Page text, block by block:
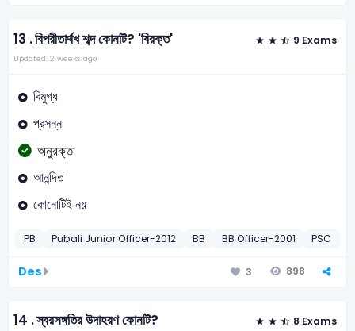
13 .বিপরীতার্থখ শব্দ কোনটি? 'বিরক্ত' 9 Exams
Updated: 2 weeks ago
বিমুগ্ধ
প্রসন্ন
অনুরক্ত
আনন্দিত
কোনোটিই নয়
PB Pubali Junior Officer-2012 BB BB Officer-2001 PSC
Des 3 898
14 .স্বরসঙ্গতির উদাহরণ কোনটি? 8 Exams